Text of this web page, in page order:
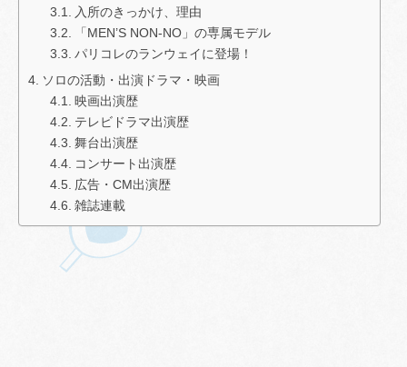
入所のきっかけ、理由
「MEN’S NON-NO」の専属モデル
パリコレのランウェイに登場！
ソロの活動・出演ドラマ・映画
映画出演歴
テレビドラマ出演歴
舞台出演歴
コンサート出演歴
広告・CM出演歴
雑誌連載